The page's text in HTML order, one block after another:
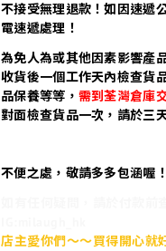
不接受無理退款！如因速遞
電速遞處理！
為免人為或其他因素影響產
收貨後一個工作天內檢查貨
品保養等等， 需到荃灣倉庫
對面檢查貨品一次，請於三
不便之處，敬請多多包涵喔！
店主愛你們～～買得開心就